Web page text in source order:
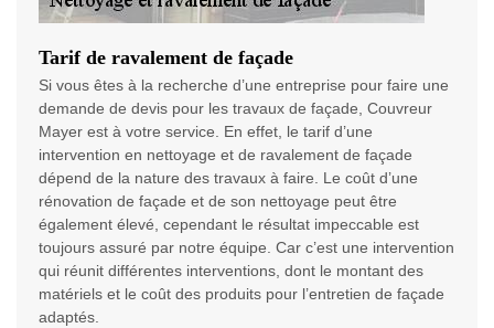
Tarif de ravalement de façade
Si vous êtes à la recherche d’une entreprise pour faire une
demande de devis pour les travaux de façade, Couvreur
Mayer est à votre service. En effet, le tarif d’une
intervention en nettoyage et de ravalement de façade
dépend de la nature des travaux à faire. Le coût d’une
rénovation de façade et de son nettoyage peut être
également élevé, cependant le résultat impeccable est
toujours assuré par notre équipe. Car c’est une intervention
qui réunit différentes interventions, dont le montant des
matériels et le coût des produits pour l’entretien de façade
adaptés.